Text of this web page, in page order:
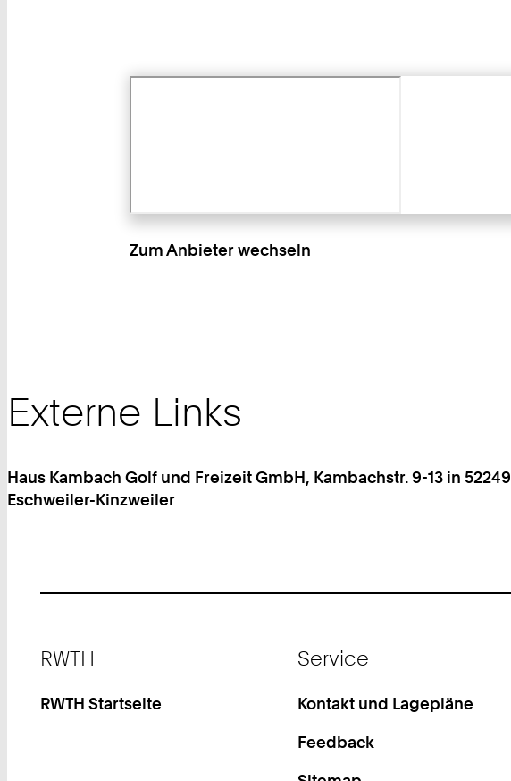
Zum Anbieter wechseln
Externe Links
Haus Kambach Golf und Freizeit GmbH, Kambachstr. 9-13 in 52249
Eschweiler-Kinzweiler
RWTH
RWTH Startseite
Service
Kontakt und Lagepläne
Feedback